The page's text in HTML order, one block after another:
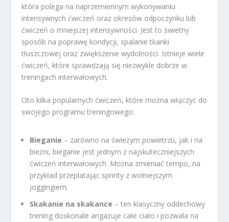
która polega na naprzemiennym wykonywaniu
intensywnych ćwiczeń oraz okresów odpoczynku lub
ćwiczeń o mniejszej intensywności. Jest to świetny
sposób na poprawę kondycji, spalanie tkanki
tłuszczowej oraz zwiększenie wydolności. Istnieje wiele
ćwiczeń, które sprawdzają się niezwykle dobrze w
treningach interwałowych.
Oto kilka popularnych ćwiczeń, które można włączyć do
swojego programu treningowego:
Bieganie – zarówno na świeżym powietrzu, jak i na
bieżni, bieganie jest jednym z najskuteczniejszych
ćwiczeń interwałowych. Można zmieniać tempo, na
przykład przeplatając sprinty z wolniejszym
joggingiem.
Skakanie na skakance – ten klasyczny oddechowy
trening doskonale angażuje całe ciało i pozwala na